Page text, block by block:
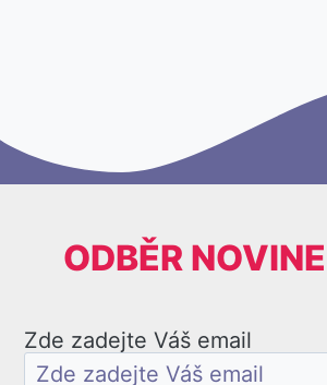
Online kamery
PDF STB manuál
ODBĚR
Zde zadejte Váš email
Tato webová stránka potřebuje váš
cookies, které slouží pro personalizaci
analýzy návštěvnosti a další účely (